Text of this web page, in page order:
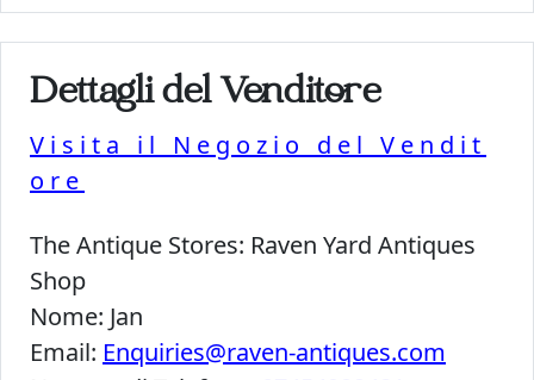
Dettagli del Venditore
Visita il Negozio del Vendit
ore
The Antique Stores: Raven Yard Antiques
Shop
Nome: Jan
Email: Enquiries@raven-antiques.com